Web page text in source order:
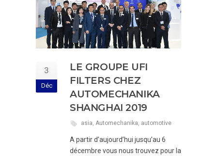
3
Déc
LE GROUPE UFI
FILTERS CHEZ
AUTOMECHANIKA
SHANGHAI 2019
asia, Automechanika, automotive
A partir d’aujourd’hui jusqu’au 6
décembre vous nous trouvez pour la